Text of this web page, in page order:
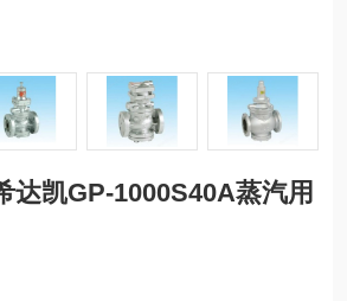
达凯GP-1000S40A蒸汽用